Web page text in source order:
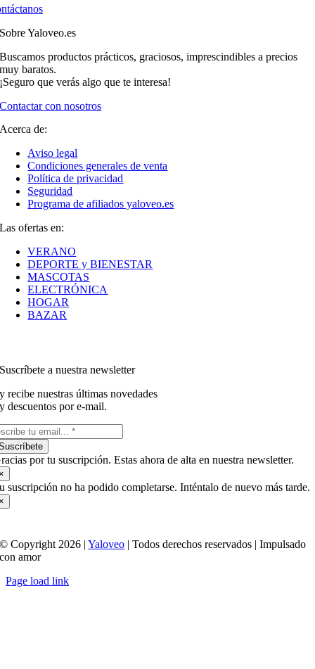
Sobre Yaloveo.es
Buscamos productos prácticos, graciosos, imprescindibles a precios
muy baratos.
¡Seguro que verás algo que te interesa!
Contactar con nosotros
Acerca de:
Aviso legal
Condiciones generales de venta
Política de privacidad
Seguridad
Programa de afiliados yaloveo.es
Las ofertas en:
VERANO
DEPORTE y BIENESTAR
MASCOTAS
ELECTRÓNICA
HOGAR
BAZAR
Suscríbete a nuestra newsletter
y recibe nuestras últimas novedades
y descuentos por e-mail.
por tu suscripción. Estas ahora de alta en nuestra newsletter.
suscripción no ha podido completarse. Inténtalo de nuevo más tarde.
© Copyright 2026 |Yaloveo | Todos derechos reservados | Impulsado
con amor
Page load link